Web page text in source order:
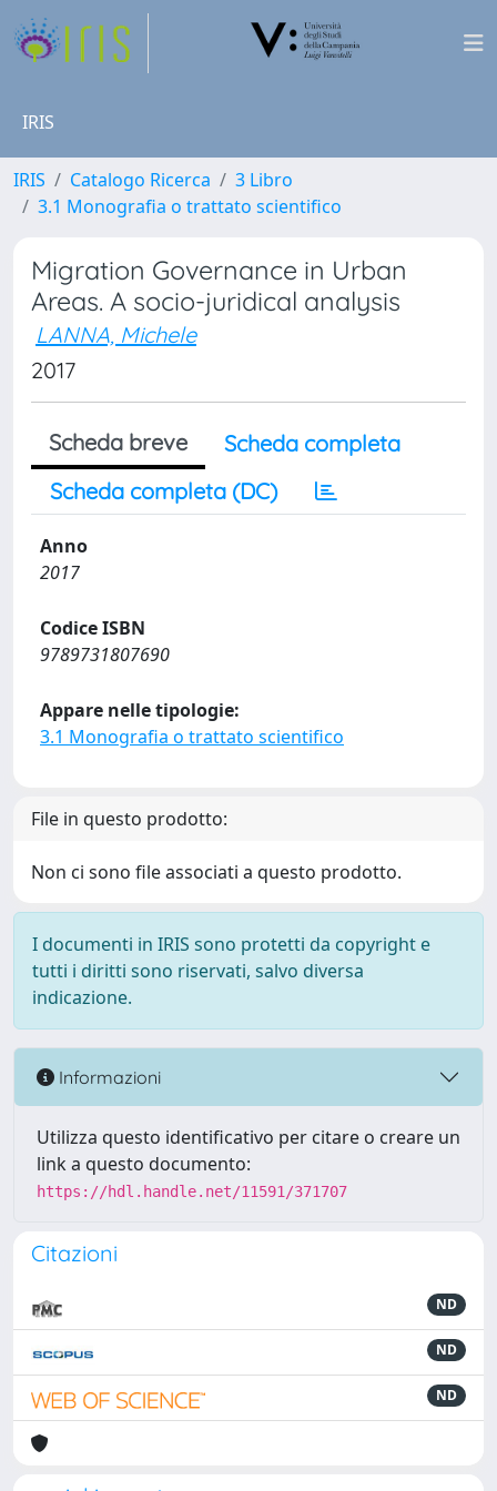
IRIS
IRIS Catalogo Ricerca
3 Libro
3.1 Monografia o trattato scientifico
Migration Governance in Urban
Areas. A socio-juridical analysis
LANNA, Michele
2017
Scheda breve
Scheda completa
Scheda completa (DC)
Anno
2017
Codice ISBN
9789731807690
Appare nelle tipologie:
3.1 Monografia o trattato scientifico
File in questo prodotto:
Non ci sono file associati a questo prodotto.
I documenti in IRIS sono protetti da copyright e
tutti i diritti sono riservati, salvo diversa
indicazione.
Informazioni
Utilizza questo identificativo per citare o creare un
link a questo documento:
https://hdl.handle.net/11591/371707
Citazioni
ND
ND
ND